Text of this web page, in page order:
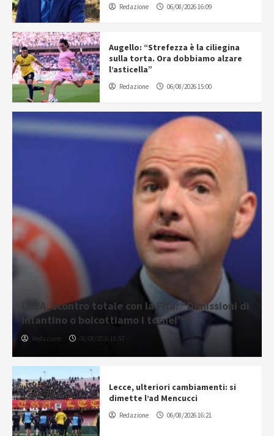
Redazione 06/08/2026 16:09
Augello: “Strefezza è la ciliegina
sulla torta. Ora dobbiamo alzare
l’asticella”
Redazione 06/08/2026 15:00
UEFA, scontro totale con la Fifa: “Dimissioni di
Infantino o boicottiamo i tornei”
Redazione 06/08/2026 18:57
Lecce, ulteriori cambiamenti: si
dimette l’ad Mencucci
Redazione 06/08/2026 16:21